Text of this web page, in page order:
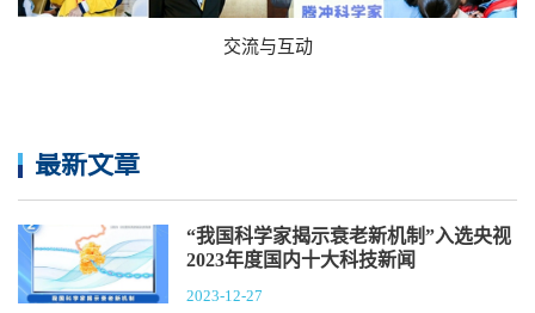
交流与互动
最新文章
“我国科学家揭示衰老新机制”入选央视
2023年度国内十大科技新闻
2023-12-27